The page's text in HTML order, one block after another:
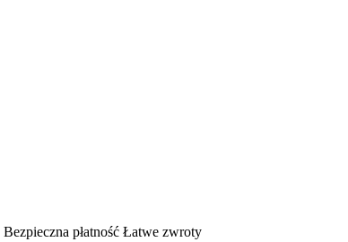
Bezpieczna płatność Łatwe zwroty